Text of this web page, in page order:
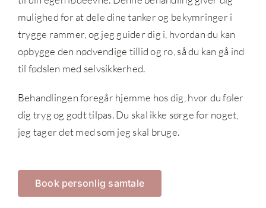
mulighed for at dele dine tanker og bekymringer i
trygge rammer, og jeg guider dig i, hvordan du kan
opbygge den nødvendige tillid og ro, så du kan gå ind
til fødslen med selvsikkerhed.
Behandlingen foregår hjemme hos dig, hvor du føler
dig tryg og godt tilpas. Du skal ikke sørge for noget,
jeg tager det med som jeg skal bruge.
Book personlig samtale